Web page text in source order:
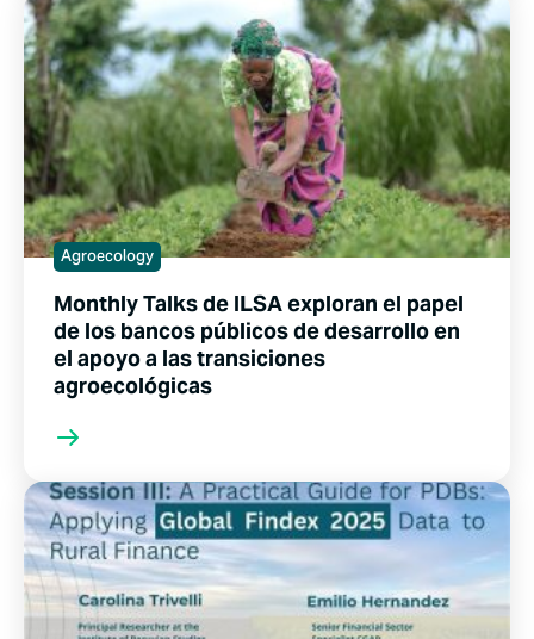
Agroecology
Monthly Talks de ILSA exploran el papel
de los bancos públicos de desarrollo en
el apoyo a las transiciones
agroecológicas